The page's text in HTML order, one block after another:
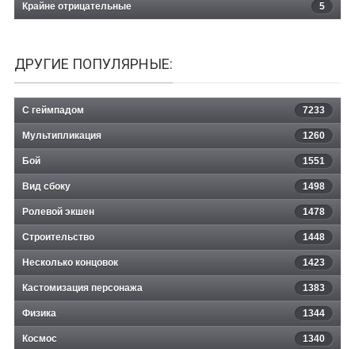
Крайне отрицательные 5
ДРУГИЕ ПОПУЛЯРНЫЕ:
С геймпадом 7233
Мультипликация 1260
Бой 1551
Вид сбоку 1498
Ролевой экшен 1478
Строительство 1448
Несколько концовок 1423
Кастомизация персонажа 1383
Физика 1344
Космос 1340